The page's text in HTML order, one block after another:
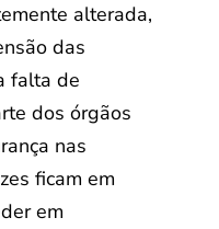
alterada,
das
falta de
dos órgãos
nas
ficam em
em